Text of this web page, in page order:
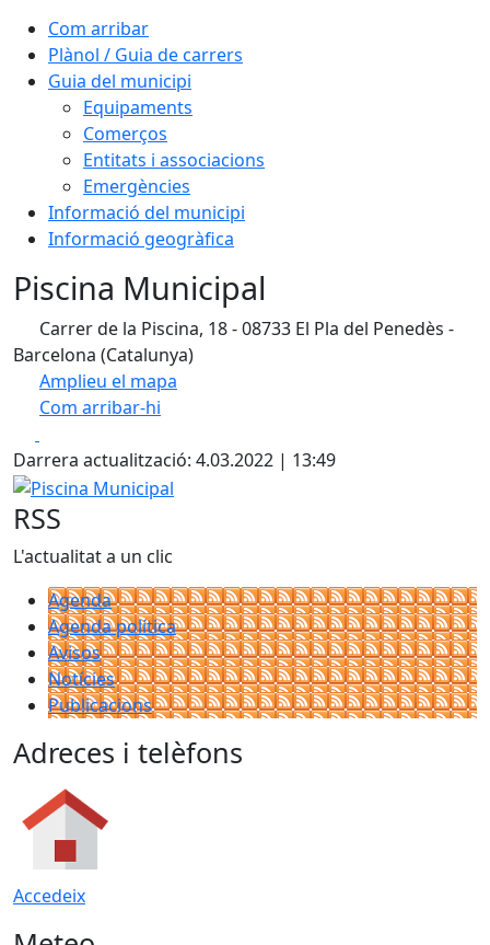
Com arribar
Plànol / Guia de carrers
Guia del municipi
Equipaments
Comerços
Entitats i associacions
Emergències
Informació del municipi
Informació geogràfica
Piscina Municipal
Carrer de la Piscina, 18 - 08733 El Pla del Penedès -
Barcelona (Catalunya)
Amplieu el mapa
Com arribar-hi
+
−
Darrera actualització: 4.03.2022 | 13:49
Piscina Municipal
RSS
L'actualitat a un clic
Agenda
Agenda política
Avisos
Notícies
Publicacions
Adreces i telèfons
Accedeix